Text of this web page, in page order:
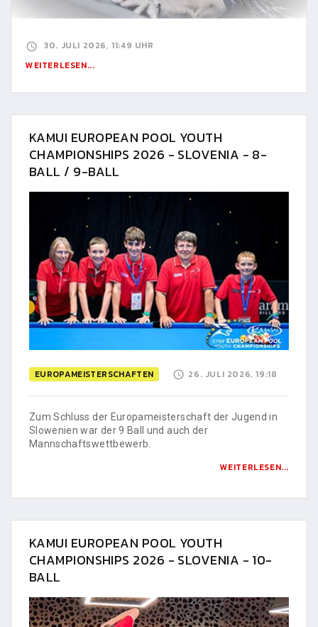
30. JULI 2026, 11:49 UHR
WEITERLESEN...
KAMUI EUROPEAN POOL YOUTH
CHAMPIONSHIPS 2026 - SLOVENIA - 8-
BALL / 9-BALL
EUROPAMEISTERSCHAFTEN 26. JULI 2026, 19:18
Zum Schluss der Europameisterschaft der Jugend in
Slowenien war der 9 Ball und auch der
Mannschaftswettbewerb.
WEITERLESEN...
KAMUI EUROPEAN POOL YOUTH
CHAMPIONSHIPS 2026 - SLOVENIA - 10-
BALL